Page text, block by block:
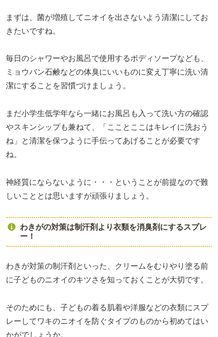
まずは、菌が増殖してニオイを出さないよう清潔にしてお
きたいですね。
毎日のシャワーやお風呂で使用するボディソープなども、
ミョウバン石鹸などの体臭にいいものに変え丁寧に洗い清
潔にすることを習慣づけましょう。
まだ小学生低学年なら一緒にお風呂も入って洗い方の確認
やスキンシップも兼ねて、「こことここはキレイに洗おう
ね」と清潔を保つように手伝ってあげることが必要です
ね。
神経質にならないように・・・ということが前提なので難
しいこととは思いますが頑張りましょう。
わきがの対策は制汗剤より衣類を消臭剤にするスプレ
ー！
わきが対策の制汗剤といった、クリームをむりやり塗る前
に子どものニオイのキツさを知っておくことが大切です。
そのためにも、子どもの着る肌着や洋服などの衣類にスプ
レーしてワキのニオイを防ぐタイプのものから初めてはい
かがでしょうか。